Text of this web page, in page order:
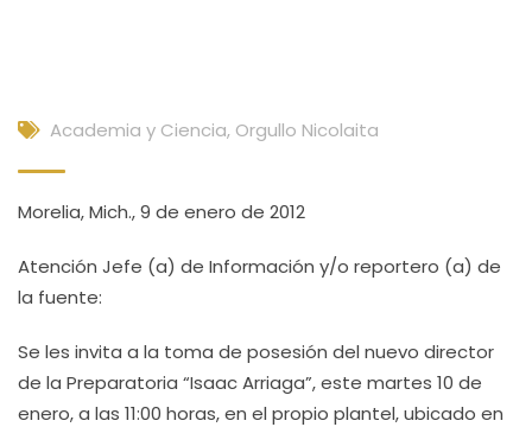
Academia y Ciencia, Orgullo Nicolaita
Morelia, Mich., 9 de enero de 2012
Atención Jefe (a) de Información y/o reportero (a) de
la fuente:
Se les invita a la toma de posesión del nuevo director
de la Preparatoria “Isaac Arriaga”, este martes 10 de
enero, a las 11:00 horas, en el propio plantel, ubicado en